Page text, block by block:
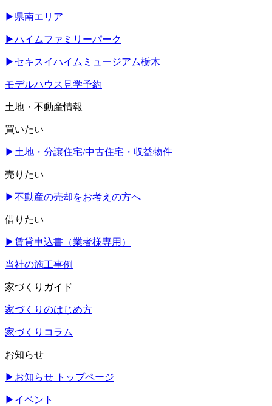
▶ 県南エリア
▶ハイムファミリーパーク
▶ セキスイハイムミュージアム栃木
モデルハウス見学予約
土地・不動産情報
買いたい
▶ 土地・分譲住宅/中古住宅・収益物件
売りたい
▶不動産の売却をお考えの方へ
借りたい
▶賃貸申込書（業者様専用）
当社の施工事例
家づくりガイド
家づくりのはじめ方
家づくりコラム
お知らせ
▶ お知らせ トップページ
▶ イベント